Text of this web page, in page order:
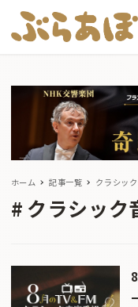
ホーム 記事一覧 クラシッ
クラシック